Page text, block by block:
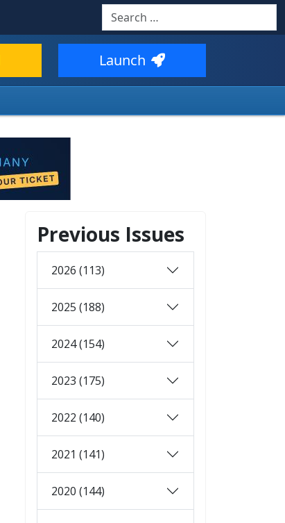
Search
Launch
Previous Issues
2026 (113)
2025 (188)
2024 (154)
2023 (175)
2022 (140)
2021 (141)
2020 (144)